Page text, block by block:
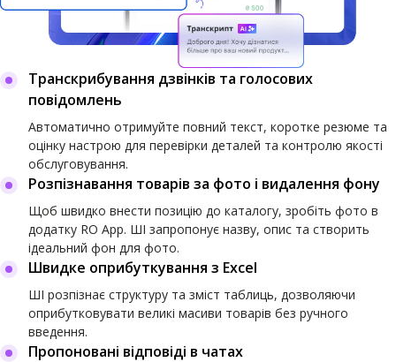
Транскрибування дзвінків та голосових
повідомлень
Автоматично отримуйте повний текст, коротке резюме та
оцінку настрою для перевірки деталей та контролю якості
обслуговування.
Розпізнавання товарів за фото і видалення фону
Щоб швидко внести позицію до каталогу, зробіть фото в
додатку RO App. ШІ запропонує назву, опис та створить
ідеальний фон для фото.
Швидке оприбуткування з Excel
ШІ розпізнає структуру та зміст таблиць, дозволяючи
оприбутковувати великі масиви товарів без ручного
введення.
Пропоновані відповіді в чатах